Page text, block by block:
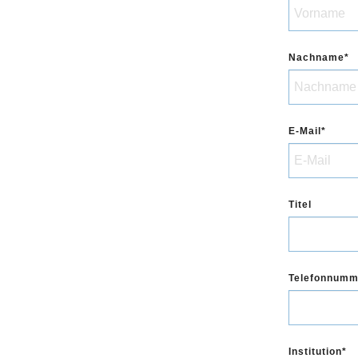
Nachname
E-Mail
Titel
Institution